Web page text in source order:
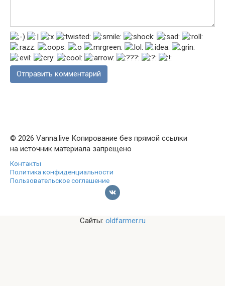
© 2026 Vanna.live Копирование без прямой ссылки
на источник материала запрещено
Контакты
Политика конфиденциальности
Пользовательское соглашение
Сайты: oldfarmer.ru